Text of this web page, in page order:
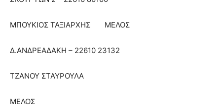
ΜΠΟΥΚΙΟΣ ΤΑΞΙΑΡΧΗΣ ΜΕΛΟΣ
Δ.ΑΝΔΡΕΑΔΑΚΗ – 22610 23132
ΤΖΑΝΟΥ ΣΤΑΥΡΟΥΛΑ
ΜΕΛΟΣ